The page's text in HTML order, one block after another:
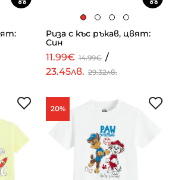
Риза с къс ръкав, цвят:
Син
11.99€ 14.99€ /
23.45лв. 29.32лв.
20%